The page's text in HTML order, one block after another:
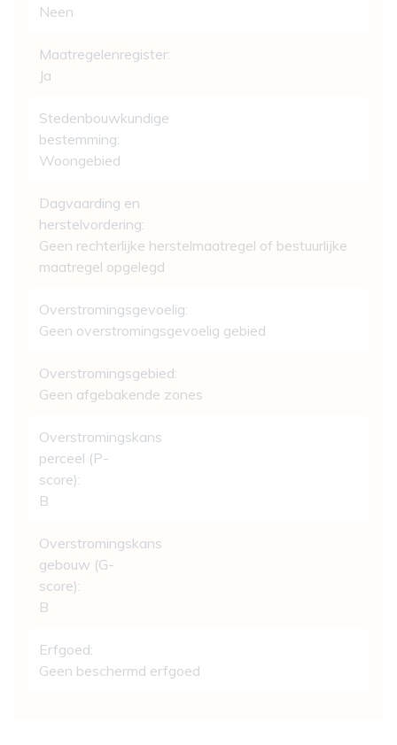
Neen
Maatregelenregister:
Ja
Stedenbouwkundige
bestemming:
Woongebied
Dagvaarding en
herstelvordering:
Geen rechterlijke herstelmaatregel of bestuurlijke
maatregel opgelegd
Overstromingsgevoelig:
Geen overstromingsgevoelig gebied
Overstromingsgebied:
Geen afgebakende zones
Overstromingskans
perceel (P-
score):
B
Overstromingskans
gebouw (G-
score):
B
Erfgoed:
Geen beschermd erfgoed